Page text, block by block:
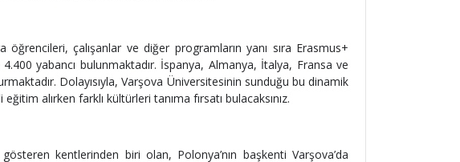
çalışanlar ve diğer programların yanı sıra Erasmus+
yabancı bulunmaktadır. İspanya, Almanya, İtalya, Fransa ve
Dolayısıyla, Varşova Üniversitesinin sunduğu bu dinamik
alırken farklı kültürleri tanıma fırsatı bulacaksınız.
kentlerinden biri olan, Polonya’nın başkenti Varşova’da